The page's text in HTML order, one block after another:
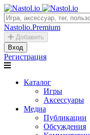
Nastolio.Premium
Добавить
Вход
Регистрация
Каталог
Игры
Аксессуары
Медиа
Публикации
Обсуждения